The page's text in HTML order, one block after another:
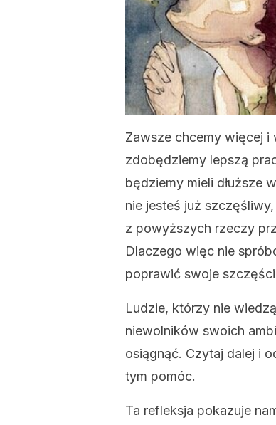
Zawsze chcemy więcej
zdobędziemy lepszą
będziemy mieli dłuższe
nie jesteś już
z powyższych rzeczy
Dlaczego więc nie
poprawić swoje
Ludzie, którzy nie
niewolników swoich
osiągnąć. Czytaj dalej i
tym pomóc.
Ta refleksja pokazuje